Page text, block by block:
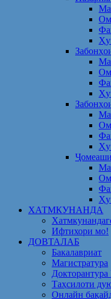
ХАТМКУНАНДА
Ифтихори мо!
ДОВТАЛАБ
Бакалавриат
Магистратура
Докторантура
Таҳсилоти
Онлайн